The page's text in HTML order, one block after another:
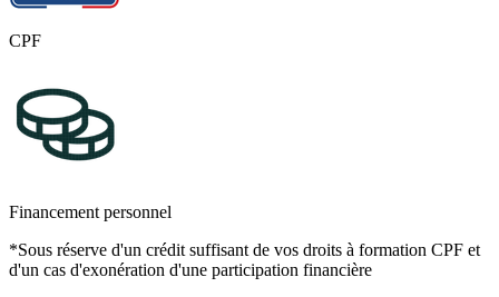
CPF
Financement personnel
*Sous réserve d'un crédit suffisant de vos droits à formation CPF et
d'un cas d'exonération d'une participation financière